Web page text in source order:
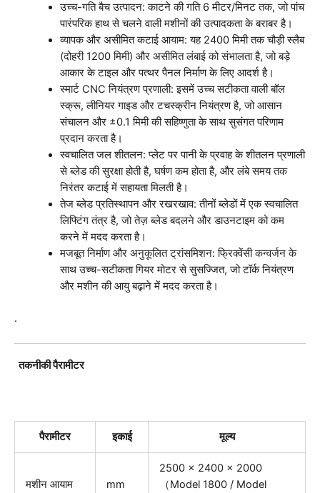
उच्च-गति बैच उत्पादन: काटने की गति 6 मीटर/मिनट तक, जो पांच
पारंपरिक हाथ से चलने वाली मशीनों की उत्पादकता के बराबर है।
व्यापक और असीमित कटाई आयाम: यह 2400 मिमी तक चौड़ी स्लैब
(दोहरी 1200 मिमी) और असीमित लंबाई को संभालता है, जो बड़े
आकार के टाइल और पत्थर पैनल निर्माण के लिए आदर्श है।
स्मार्ट CNC नियंत्रण प्रणाली: इसमें उच्च सटीकता वाली बॉल
स्क्रू, लीनियर गाइड और टचस्क्रीन नियंत्रण है, जो आसान
संचालन और ±0.1 मिमी की सहिष्णुता के साथ सुसंगत परिणाम
प्रदान करता है।
स्वचालित जल शीतलन: प्लेट पर पानी के प्रवाह के शीतलन प्रणाली
से ब्लेड की सुरक्षा होती है, घर्षण कम होता है, और लंबे समय तक
निरंतर कटाई में सहायता मिलती है।
तेज ब्लेड प्रतिस्थापन और रखरखाव: तीनों ब्लेडों में एक स्वचालित
लिफ्टिंग तंत्र है, जो तेज़ ब्लेड बदलने और डाउनटाइम को कम
करने में मदद करता है।
मजबूत निर्माण और अनुकूलित ट्रांसमिशन: फ्रिक्वेंसी कन्वर्जन के
साथ उच्च-सटीकता गियर मोटर से सुसज्जित, जो टॉर्क नियंत्रण
और मशीन की आयु बढ़ाने में मदद करता है।
.
तकनीकी पैरामीटर
पैरामीटर इकाई मूल्य
मशीन आयाम mm
2500 x 2400 x 2000
（Model 1800 / Model